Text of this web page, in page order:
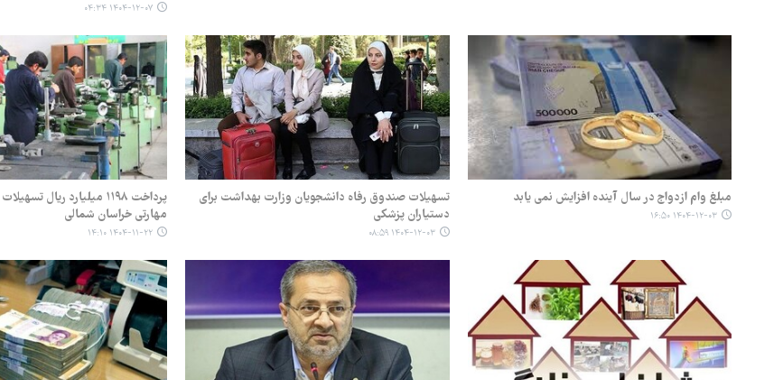
۱۴۰۴-۱۲-۰۷ ۰۴:۳۴
مبلغ وام ازدواج در سال آینده افزایش نمی یابد
۱۴۰۴-۱۲-۰۳ ۱۶:۵۰
تسهیلات صندوق رفاه دانشجویان وزارت بهداشت برای
دستیاران پزشکی
۱۴۰۴-۱۲-۰۳ ۰۸:۵۹
پرداخت ۱۱۹۸ میلیارد ریال
مهارتی خراسان شمالی
۱۴۰۴-۱۱-۲۲ ۱۴:۱۰